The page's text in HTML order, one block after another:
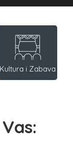
Kultura i Zabava